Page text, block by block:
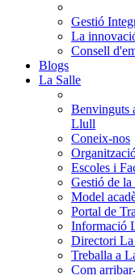
Gestió
La
Consell
Blogs
La Salle
Benvinguts
Llull
Coneix-nos
Escoles i
Gestió de
Model
Portal de
Informació
Directori La
Treballa a
Com